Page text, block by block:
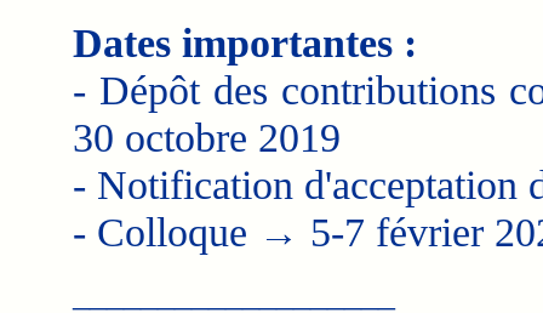
Dates importantes :
- Dépôt des contributions
30 octobre 2019
- Notification d'acceptation
- Colloque → 5-7 février